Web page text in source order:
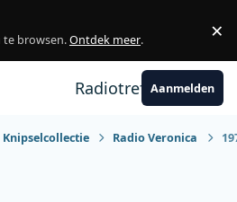
te browsen.Ontdek meer. ×
RadiotrefpuntAanmelden
Knipselcollectie Radio Veronica